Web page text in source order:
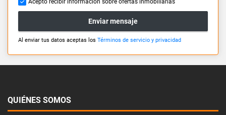
Acepto recibir información sobre ofertas inmobiliarias
Enviar mensaje
Al enviar tus datos aceptas los Términos de servicio y privacidad
QUIÉNES SOMOS